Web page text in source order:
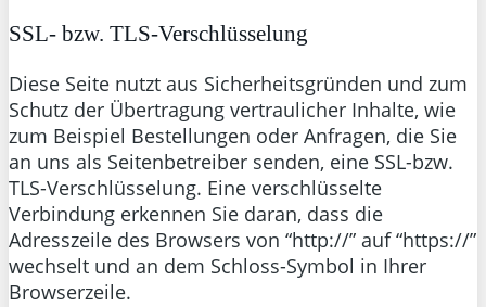
SSL- bzw. TLS-Verschlüsselung
Diese Seite nutzt aus Sicherheitsgründen und zum
Schutz der Übertragung vertraulicher Inhalte, wie
zum Beispiel Bestellungen oder Anfragen, die Sie
an uns als Seitenbetreiber senden, eine SSL-bzw.
TLS-Verschlüsselung. Eine verschlüsselte
Verbindung erkennen Sie daran, dass die
Adresszeile des Browsers von “http://” auf “https://”
wechselt und an dem Schloss-Symbol in Ihrer
Browserzeile.